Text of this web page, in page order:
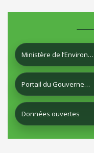
Ministère de l’Environnement et du Développement local
Portail du Gouvernement
Données ouvertes